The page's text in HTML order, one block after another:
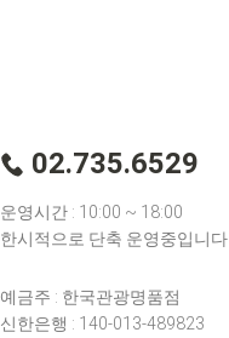
02.735.6529
운영시간 : 10:00 ~ 18:00
한시적으로 단축 운영중입니다
예금주 : 한국관광명품점
신한은행 : 140-013-489823